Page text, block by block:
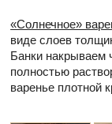
«Солнечное»
виде слоев
Банки накрываем
полностью
варенье плотной